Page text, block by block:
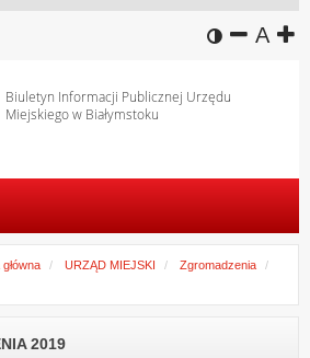
wersja
A
Biuletyn Informacji Publicznej Urzędu
Miejskiego w Białymstoku
URZĄD MIEJSKI
Zgromadzenia
2019